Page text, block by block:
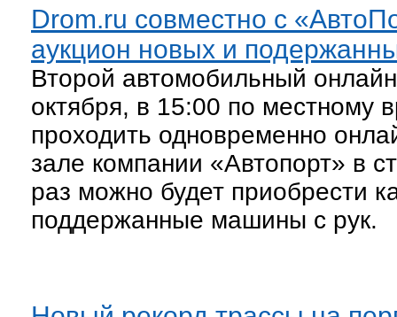
Drom.ru совместно с
аукцион новых и
Второй автомобильный
октября, в 15:00 по местному
проходить одновременно
зале компании «Автопорт» в
раз можно будет приобрести
поддержанные машины с рук.